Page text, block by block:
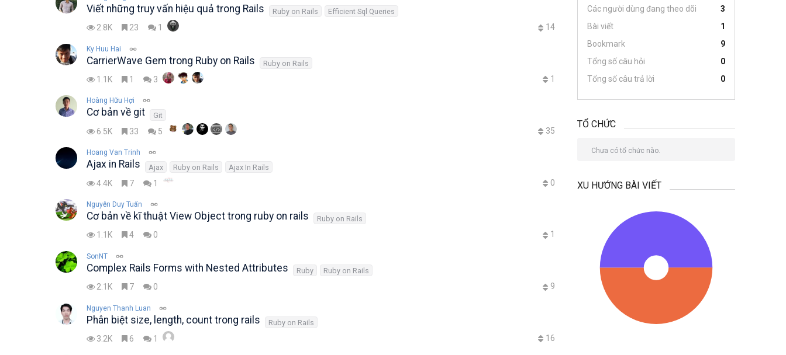
Viết những truy vấn hiệu quả trong Rails Ruby on Rails Efficient Sql Queries
2.8K 23 1 14
Ky Huu Hai
CarrierWave Gem trong Ruby on Rails Ruby on Rails
1.1K 1 3 1
Hoàng Hữu Hợi
Cơ bản về git Git
6.5K 33 5 35
Hoang Van Trinh
Ajax in Rails Ajax Ruby on Rails Ajax In Rails
4.4K 7 1 0
Nguyễn Duy Tuấn
Cơ bản về kĩ thuật View Object trong ruby on rails Ruby on Rails
1.1K 4 0 1
SonNT
Complex Rails Forms with Nested Attributes Ruby Ruby on Rails
2.1K 7 0 9
Nguyen Thanh Luan
Phân biệt size, length, count trong rails Ruby on Rails
3.2K 6 1 16
Các người dùng đang theo dõi
3
Bài viết
1
Bookmark
9
Tổng số câu hỏi
0
Tổng số câu trả lời
0
TỔ CHỨC
Chưa có tổ chức nào.
XU HƯỚNG BÀI VIẾT